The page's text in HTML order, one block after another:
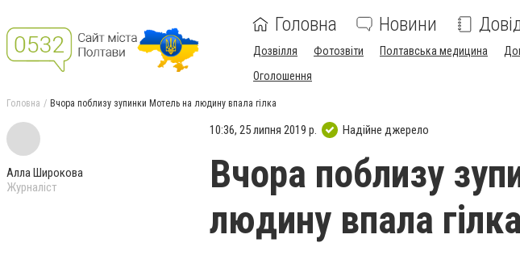
Головна Новини
Дозвілля Фотозвіти Полтавська медицина
Оголошення
Головна Вчора поблизу зупинки Мотель на людину впала гілка
Алла Широкова
Журналіст
10:36, 25 липня 2019 р. Надійне джерело
Вчора поблизу
людину впала